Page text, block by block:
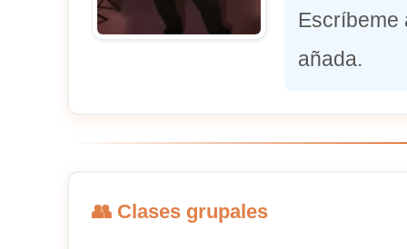
Escríbeme
añada.
👥 Clases grupales